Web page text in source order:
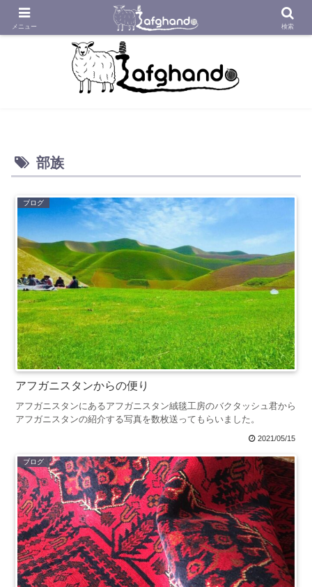
アフガニスタンの工房から織り紡いだアフガン絨毯をあなたへ
部族
ブログ
アフガニスタンからの便り
アフガニスタンにあるアフガニスタン絨毯工房のバクタッシュ君から
アフガニスタンの紹介する写真を数枚送ってもらいました。
2021/05/15
ブログ
メニュー 検索